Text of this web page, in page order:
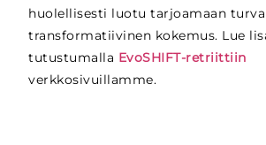
huolellisesti luotu tarjoamaan
transformatiivinen kokemus. Lue
tutustumalla EvoSHIFT-retriittiin
verkkosivuillamme.